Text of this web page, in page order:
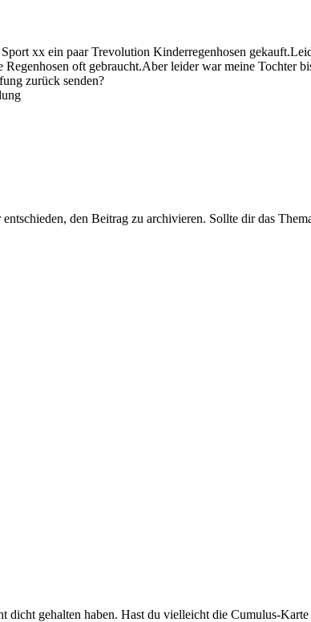
xx ein paar Trevolution Kinderregenhosen
oft gebraucht.Aber leider war meine Tochter
zurück senden?
den Beitrag zu archivieren. Sollte dir das
dicht gehalten haben. Hast du vielleicht die Cumulus-